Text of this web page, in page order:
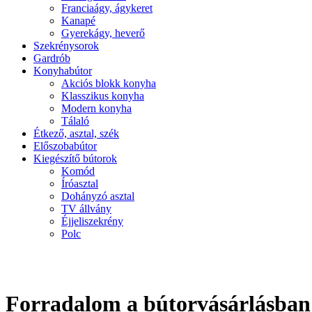
Franciaágy, ágykeret
Kanapé
Gyerekágy, heverő
Szekrénysorok
Gardrób
Konyhabútor
Akciós blokk konyha
Klasszikus konyha
Modern konyha
Tálaló
Étkező, asztal, szék
Előszobabútor
Kiegészítő bútorok
Komód
Íróasztal
Dohányzó asztal
TV állvány
Éjjeliszekrény
Polc
Forradalom a